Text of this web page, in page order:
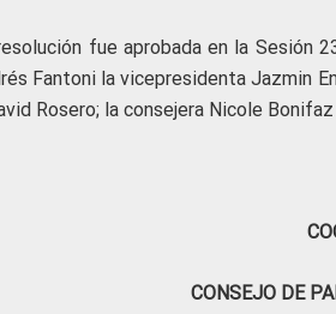
fue aprobada en la Sesión
Fantoni la vicepresidenta Jazmin
Rosero; la consejera Nicole
CONSEJO DE